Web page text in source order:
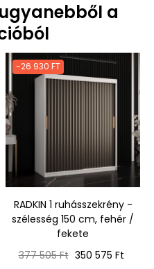
a
-26 930 FT
RADKIN 1 ruhásszekrény -
szélesség 150 cm, fehér /
fekete
Normál
377 505 Ft Ár
350 575 Ft